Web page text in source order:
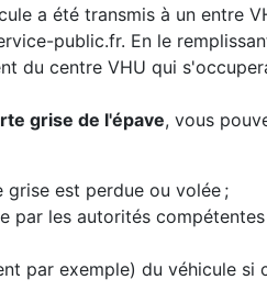
a été transmis à un entre
public.fr. En le
du centre VHU qui
grise de l'épave, vous
est perdue ou volée ;
par les autorités
par exemple) du véhicule si